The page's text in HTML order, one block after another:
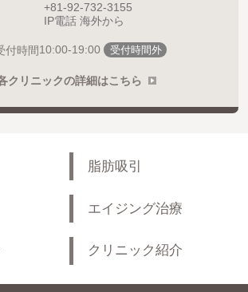
+81-92-732-3155
IP電話 海外から
付時間10:00-19:00 受付時間外
クリニックの詳細はこちら
脂肪吸引
エイジング治療
クリニック紹介